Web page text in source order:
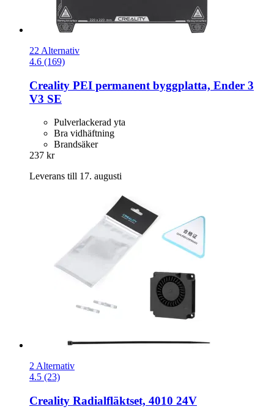
22 Alternativ
4.6 (169)
Creality PEI permanent byggplatta, Ender 3
V3 SE
Pulverlackerad yta
Bra vidhäftning
Brandsäker
237 kr
Leverans till 17. augusti
2 Alternativ
4.5 (23)
Creality Radialfläktset, 4010 24V